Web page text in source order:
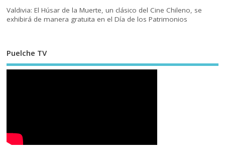
Valdivia: El Húsar de la Muerte, un clásico del Cine Chileno, se
exhibirá de manera gratuita en el Día de los Patrimonios
Puelche TV